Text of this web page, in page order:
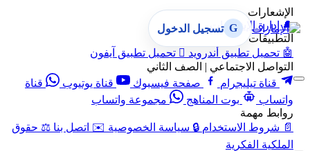
الإشعارات
🔔 إدارة الإشعارات
التطبيقات
🤖 تحميل تطبيق أندرويد  تحميل تطبيق آيفون
التواصل الاجتماعي | الصف الثاني
قناة تيليجرام
صفحة فيسبوك قناة يوتيوب
قناة
واتساب
بوت المناهج
مجموعة واتساب
روابط مهمة
📄 شروط الاستخدام 🔒 سياسة الخصوصية ✉️ اتصل بنا ⚖️ حقوق
الملكية الفكرية
G تسجيل الدخول